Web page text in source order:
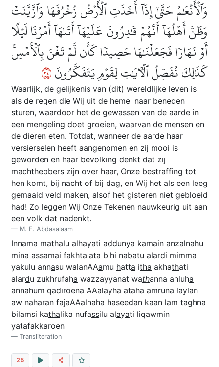
وَٱلۡأَنۡعَٰمُ حَتَّىٰٓ إِذَآ أَخَذَتِ ٱلۡأَرۡضُ زُخۡرُفَهَا وَٱزَّيَّنَتۡ
وَظَنَّ أَهۡلُهَآ أَنَّهُمۡ قَٰدِرُونَ عَلَيۡهَآ أَتَىٰهَآ أَمۡرُنَا لَيۡلًا
أَوۡ نَهَارٗا فَجَعَلۡنَٰهَا حَصِيدٗا كَأَن لَّمۡ تَغۡنَ بِٱلۡأَمۡسِۚ
كَذَٰلِكَ نُفَصِّلُ ٱلۡأٓيَٰتِ لِقَوۡمٖ يَتَفَكَّرُونَ٤٢
Waarlijk, de gelijkenis van (dit) wereldlijke leven is
als de regen die Wij uit de hemel naar beneden
sturen, waardoor het de gewassen van de aarde in
een mengeling doet groeien, waarvan de mensen en
de dieren eten. Totdat, wanneer de aarde haar
versierselen heeft aangenomen en zij mooi is
geworden en haar bevolking denkt dat zij
machthebbers zijn over haar, Onze bestraffing tot
hen komt, bij nacht of bij dag, en Wij het als een leeg
gemaaid veld maken, alsof het gisteren niet gebloeid
had! Zo leggen Wij Onze Tekenen nauwkeurig uit aan
een volk dat nadenkt.
M. F. Abdasalaam
Innama mathalu alhayati addunya kamain anzalnahu
mina assamai fakhtalata bihi nabatu alardi mimma
yakulu annasu walanAAamu hatta itha akhathati
alardu zukhrufaha wazzayyanat wathanna ahluha
annahum qadiroena AAalayha ataha amruna laylan
aw naharan fajaAAalnaha haseedan kaan lam taghna
bilamsi kathalika nufassilu alayati liqawmin
yatafakkaroen
Transliteration
25